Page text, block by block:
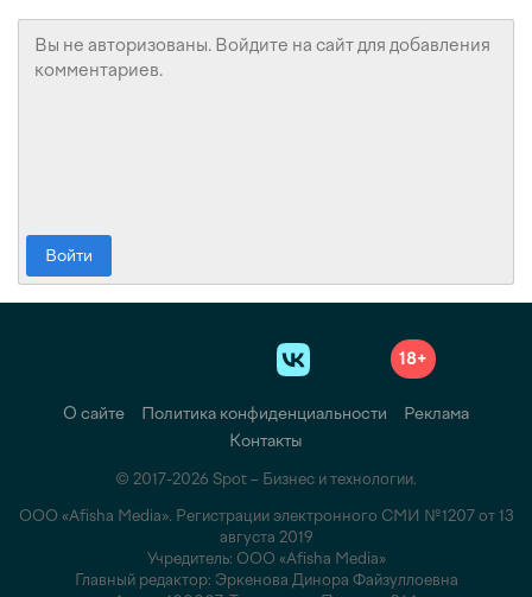
Войти
18+
О сайте Политика конфиденциальности
Реклама
Контакты
© 2017-2026 Spot – Бизнес и технологии.
ООО «Afisha Media». Регистрации электронного СМИ №1207 от 13
августа 2019
Учредитель: ООО «Afisha Media»
Главный редактор: Эркенова Динора Файзуллоевна